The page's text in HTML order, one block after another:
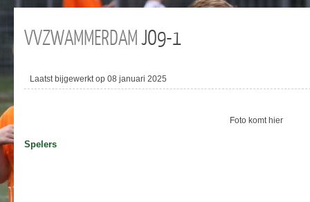
VVZWAMMERDAMJO9-1
Laatst bijgewerkt op 08 januari 2025
Foto komt hier
Spelers